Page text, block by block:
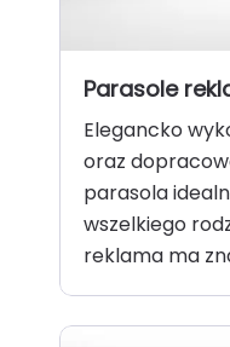
Parasole
Elegancko
oraz
parasola
wszelkiego
reklama ma